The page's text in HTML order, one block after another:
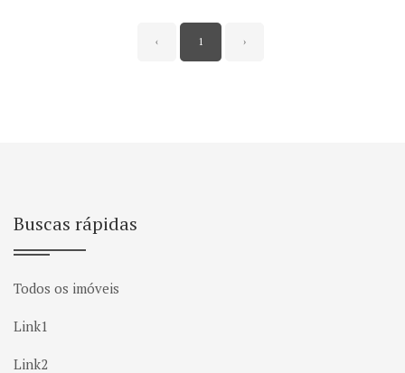
‹ 1 ›
Buscas rápidas
Todos os imóveis
Link1
Link2